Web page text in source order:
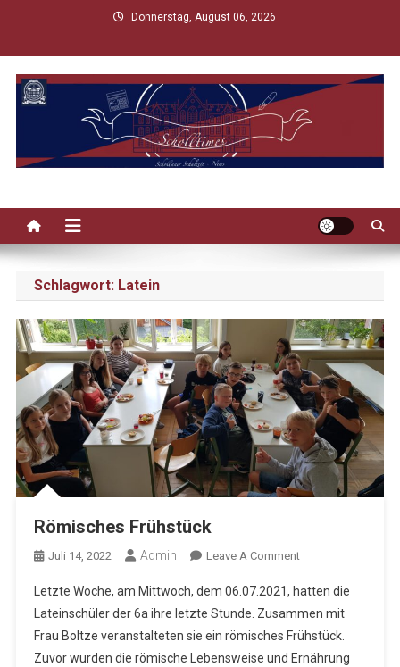
content
Donnerstag, August 06, 2026
Schlagwort: Latein
Römisches Frühstück
Juli 14, 2022 Admin Leave A CommentOn
Frühstück
Letzte Woche, am Mittwoch, dem 06.07.2021, hatten die
Lateinschüler der 6a ihre letzte Stunde. Zusammen mit
Frau Boltze veranstalteten sie ein römisches Frühstück.
Zuvor wurden die römische Lebensweise und Ernährung